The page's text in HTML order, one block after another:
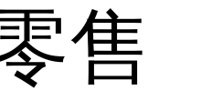
售